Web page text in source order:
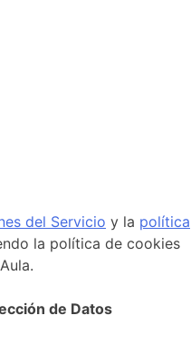
del Servicio y la política
la política de cookies
de Datos